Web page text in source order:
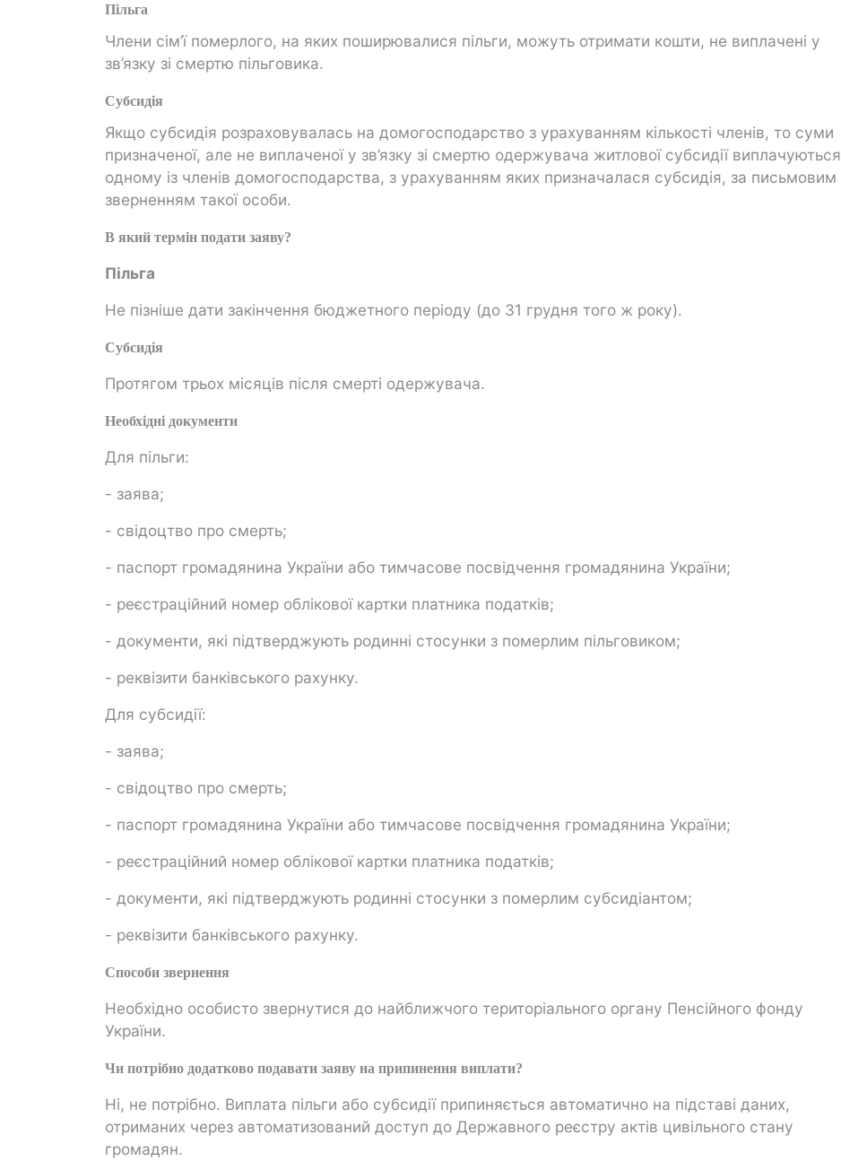
Пільга
Члени сім’ї померлого, на яких поширювалися пільги, можуть отримати кошти, не виплачені у
зв’язку зі смертю пільговика.
Субсидія
Якщо субсидія розраховувалась на домогосподарство з урахуванням кількості членів, то суми
призначеної, але не виплаченої у зв’язку зі смертю одержувача житлової субсидії виплачуються
одному із членів домогосподарства, з урахуванням яких призначалася субсидія, за письмовим
зверненням такої особи.
В який термін подати заяву?
Пільга
Не пізніше дати закінчення бюджетного періоду (до 31 грудня того ж року).
Субсидія
Протягом трьох місяців після смерті одержувача.
Необхідні документи
Для пільги:
- заява;
- свідоцтво про смерть;
- паспорт громадянина України або тимчасове посвідчення громадянина України;
- реєстраційний номер облікової картки платника податків;
- документи, які підтверджують родинні стосунки з померлим пільговиком;
- реквізити банківського рахунку.
Для субсидії:
- заява;
- свідоцтво про смерть;
- паспорт громадянина України або тимчасове посвідчення громадянина України;
- реєстраційний номер облікової картки платника податків;
- документи, які підтверджують родинні стосунки з померлим субсидіантом;
- реквізити банківського рахунку.
Способи звернення
Необхідно особисто звернутися до найближчого територіального органу Пенсійного фонду
України.
Чи потрібно додатково подавати заяву на припинення виплати?
Ні, не потрібно. Виплата пільги або субсидії припиняється автоматично на підставі даних,
отриманих через автоматизований доступ до Державного реєстру актів цивільного стану
громадян.